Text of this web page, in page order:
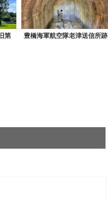
第
豊橋海軍航空隊老津送信所跡